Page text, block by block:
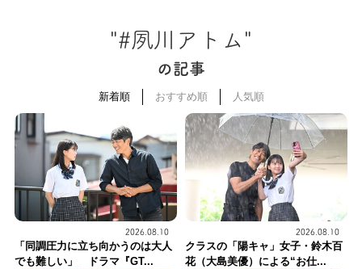
"#夙川アトム"
の記事
新着順 おすすめ順 人気順
2026.08.10
「同調圧力に立ち向かうのは大人
でも難しい」 ドラマ『GT...
2026.08.10
クラスの「陽キャ」女子・鈴木百
花（大島美優）による“お仕...